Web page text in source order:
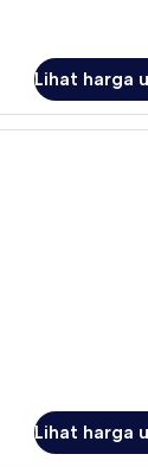
Lihat harga
Seprai
Lihat harga